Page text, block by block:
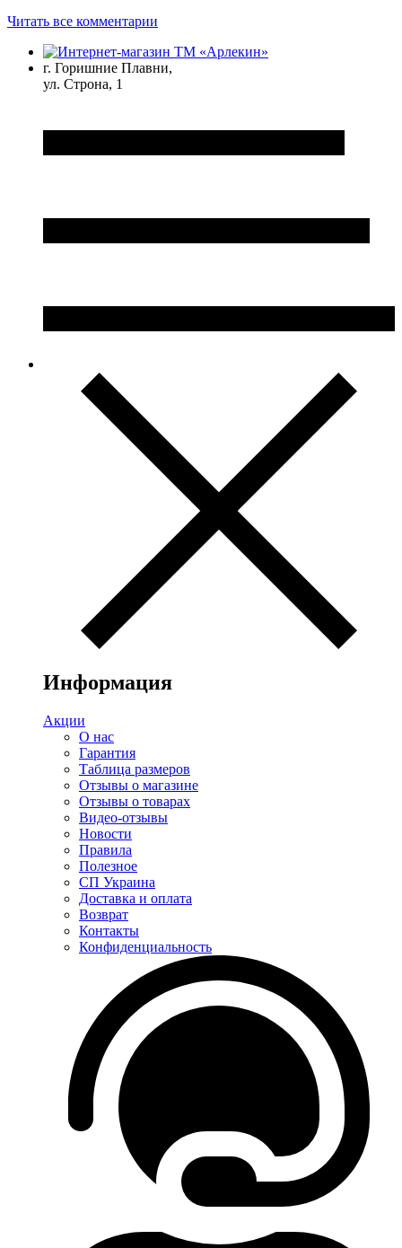
Читать все комментарии
г. Горишние Плавни,
ул. Строна, 1
Информация
Акции
О нас
Гарантия
Таблица размеров
Отзывы о магазине
Отзывы о товарах
Видео-отзывы
Новости
Правила
Полезное
СП Украина
Доставка и оплата
Возврат
Контакты
Конфиденциальность